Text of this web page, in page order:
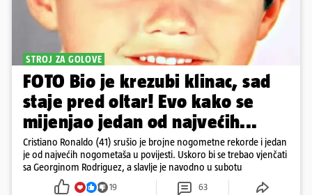
STROJ ZA GOLOVE
FOTO Bio je krezubi klinac, sad
staje pred oltar! Evo kako se
mijenjao jedan od najvećih...
Cristiano Ronaldo (41) srušio je brojne nogometne rekorde i jedan
je od najvećih nogometaša u povijesti. Uskoro bi se trebao vjenčati
sa Georginom Rodriguez, a slavlje je navodno u subotu
19 63